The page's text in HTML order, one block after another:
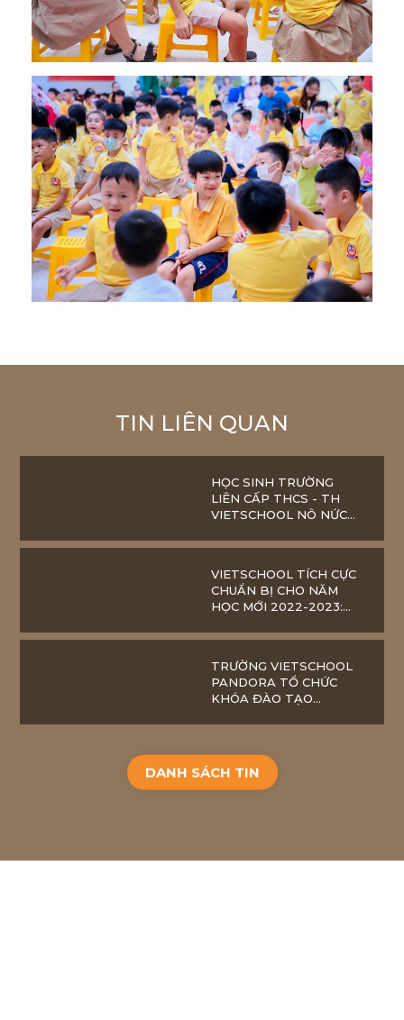
TIN LIÊN QUAN
HỌC SINH TRƯỜNG
LIÊN CẤP THCS - TH
VIETSCHOOL NÔ NỨC
GIẢNG NĂM HỌC 2022 –
VIETSCHOOL TÍCH CỰC
CHUẨN BỊ CHO NĂM
HỌC MỚI 2022-2023:
VÀ SẴN SÀNG BỨT PHÁ
TRƯỜNG VIETSCHOOL
PANDORA TỔ CHỨC
KHÓA ĐÀO TẠO
DANH SÁCH TIN